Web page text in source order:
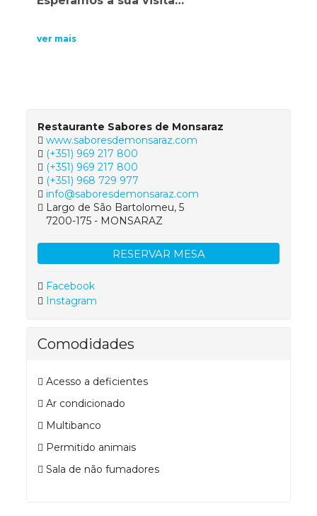
ver mais
Restaurante Sabores de Monsaraz
www.saboresdemonsaraz.com
(+351) 969 217 800
(+351) 969 217 800
(+351) 968 729 977
info@saboresdemonsaraz.com
Largo de São Bartolomeu, 5
7200-175 - MONSARAZ
RESERVAR MESA
Facebook
Instagram
Comodidades
Acesso a deficientes
Ar condicionado
Multibanco
Permitido animais
Sala de não fumadores